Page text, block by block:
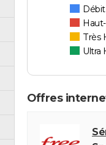
Très
Ultra
Offres